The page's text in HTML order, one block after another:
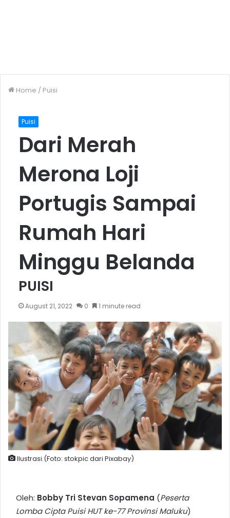
Home / Puisi
Puisi
Dari Merah
Merona Loji
Portugis Sampai
Rumah Hari
Minggu Belanda
PUISI
August 21, 2022 0 1 minute read
Ilustrasi.(Foto: stokpic dari Pixabay)
Oleh: Bobby Tri Stevan Sopamena (Peserta
Lomba Cipta PuisiHUT ke-77Provinsi Maluku)